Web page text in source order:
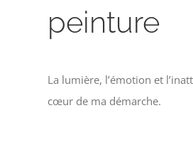
peinture
La lumière, l’émotion et
cœur de ma démarche.